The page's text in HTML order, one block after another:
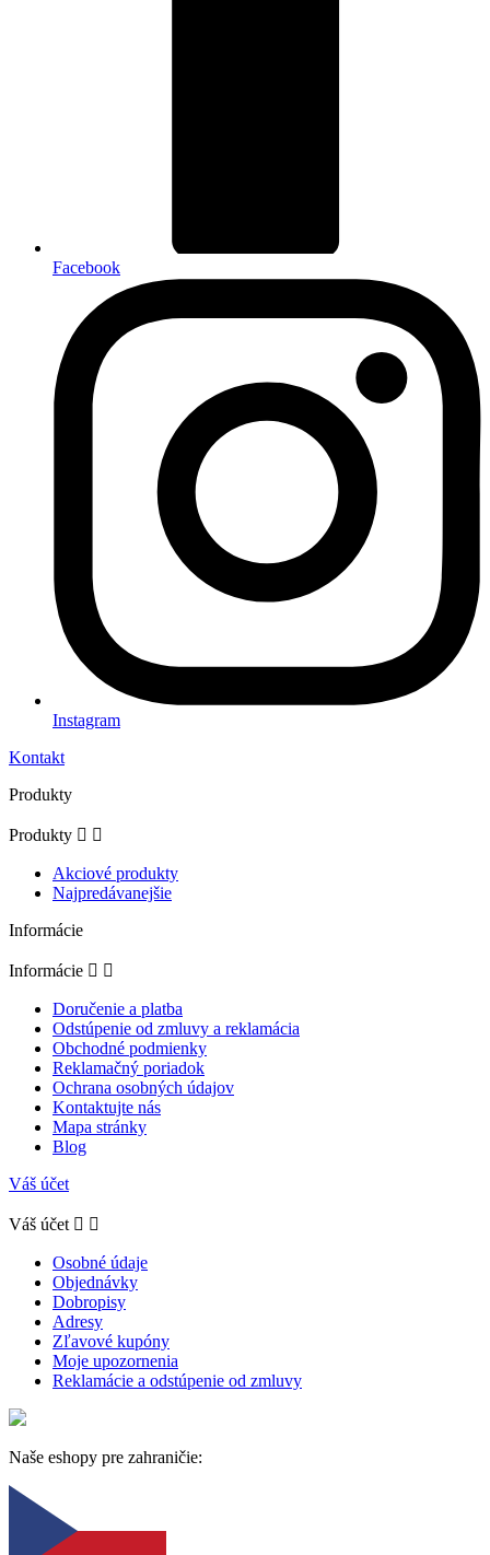
Facebook
Instagram
Kontakt
Produkty
Produkty  
Akciové produkty
Najpredávanejšie
Informácie
Informácie  
Doručenie a platba
Odstúpenie od zmluvy a reklamácia
Obchodné podmienky
Reklamačný poriadok
Ochrana osobných údajov
Kontaktujte nás
Mapa stránky
Blog
Váš účet
Váš účet  
Osobné údaje
Objednávky
Dobropisy
Adresy
Zľavové kupóny
Moje upozornenia
Reklamácie a odstúpenie od zmluvy
Naše eshopy pre zahraničie: